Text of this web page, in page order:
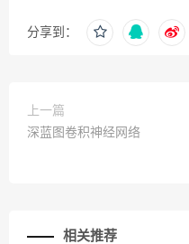
分享到：
上一篇
深蓝图卷积神经网络
相关推荐